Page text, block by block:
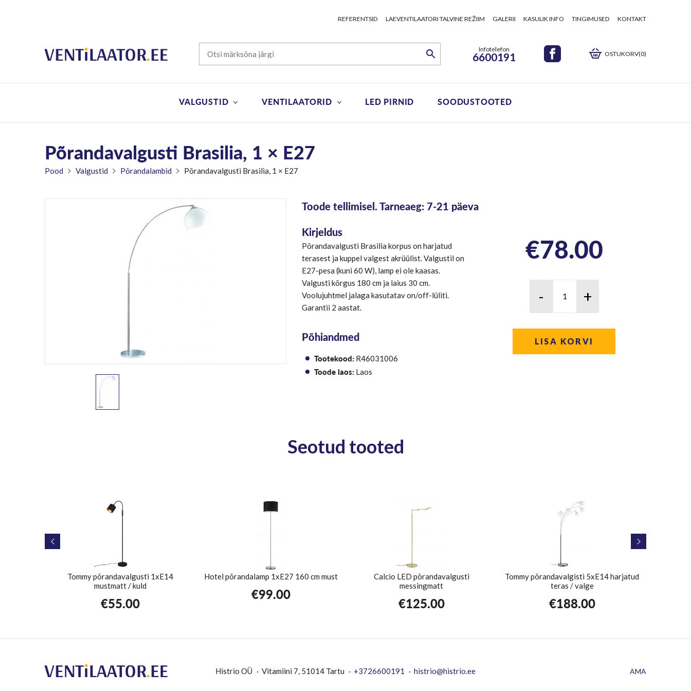
REFERENTSID LAEVENTILAATORI TALVINE REŽIIM GALERII KASULIK INFO TINGIMUSED KONTAKT
Infotelefon
6600191 OSTUKORV(0)
VALGUSTID VENTILAATORID LED PIRNID SOODUSTOOTED
Põrandavalgusti Brasilia, 1 × E27
Pood Valgustid Põrandalambid Põrandavalgusti Brasilia, 1 × E27
Toode tellimisel. Tarneaeg: 7-21 päeva
Kirjeldus
Põrandavalgusti Brasilia korpus on harjatud
terasest ja kuppel valgest akrüülist. Valgustil on
E27-pesa (kuni 60 W), lamp ei ole kaasas.
Valgusti kõrgus 180 cm ja laius 30 cm.
Voolujuhtmel jalaga kasutatav on/off-lüliti.
Garantii 2 aastat.
Põhiandmed
Tootekood: R46031006
Toode laos: Laos
€78.00
LISA KORVI
Seotud tooted
Tommy põrandavalgusti 1xE14
mustmatt / kuld
€55.00
Hotel põrandalamp 1xE27 160 cm must
€99.00
Calcio LED põrandavalgusti
messingmatt
€125.00
Tommy põrandavalgisti 5xE14 harjatud
teras / valge
€188.00
Histrio OÜ Vitamiini 7, 51014 Tartu +3726600191 histrio@histrio.ee AMA